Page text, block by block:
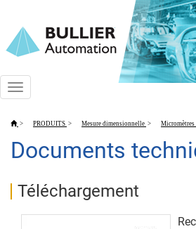
Toggle
> PRODUITS > Mesure dimensionnelle > Micromètres
Documents
Téléchargement